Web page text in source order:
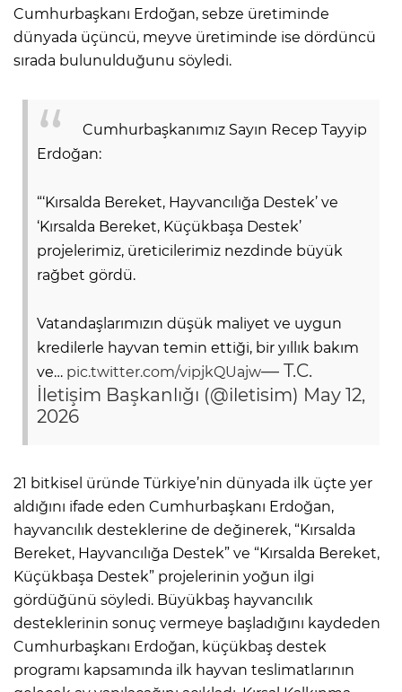
Cumhurbaşkanı Erdoğan, sebze üretiminde
dünyada üçüncü, meyve üretiminde ise dördüncü
sırada bulunulduğunu söyledi.
Cumhurbaşkanımız Sayın Recep Tayyip
Erdoğan:
“‘Kırsalda Bereket, Hayvancılığa Destek’ ve
‘Kırsalda Bereket, Küçükbaşa Destek’
projelerimiz, üreticilerimiz nezdinde büyük
rağbet gördü.
Vatandaşlarımızın düşük maliyet ve uygun
kredilerle hayvan temin ettiği, bir yıllık bakım
ve… pic.twitter.com/vipjkQUajw— T.C.
İletişim Başkanlığı (@iletisim) May 12,
2026
21 bitkisel üründe Türkiye’nin dünyada ilk üçte yer
aldığını ifade eden Cumhurbaşkanı Erdoğan,
hayvancılık desteklerine de değinerek, “Kırsalda
Bereket, Hayvancılığa Destek” ve “Kırsalda Bereket,
Küçükbaşa Destek” projelerinin yoğun ilgi
gördüğünü söyledi. Büyükbaş hayvancılık
desteklerinin sonuç vermeye başladığını kaydeden
Cumhurbaşkanı Erdoğan, küçükbaş destek
programı kapsamında ilk hayvan teslimatlarının